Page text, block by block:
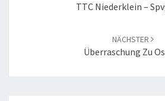
TTC Niederklein –
NÄCHSTER
Überraschung Zu